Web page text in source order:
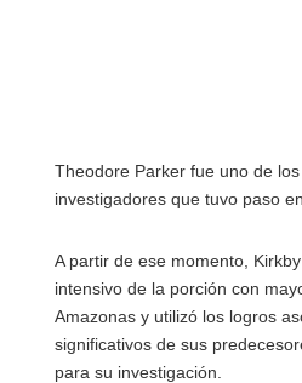
Theodore Parker fue uno de
investigadores que tuvo paso
A partir de ese momento,
intensivo de la porción con
Amazonas y utilizó los logros
significativos de sus
para su investigación.